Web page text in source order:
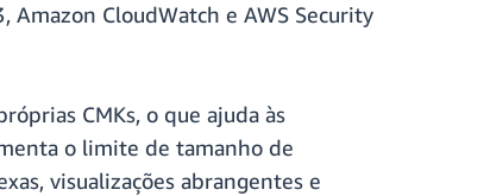
Amazon CloudWatch e AWS Security
CMKs, o que ajuda às
o limite de tamanho de
visualizações abrangentes e